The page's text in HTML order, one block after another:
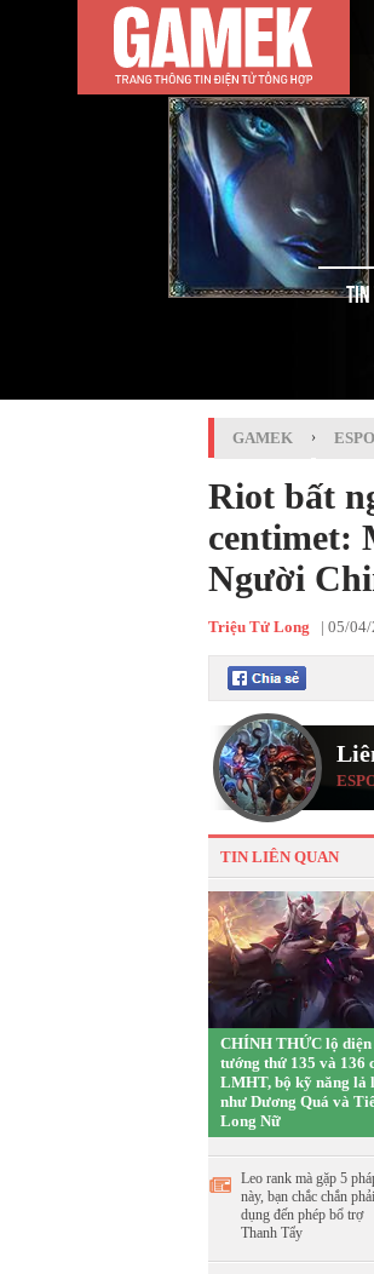
TIN
GAMEK ›
Riot bất
centimet:
Người
Triệu Tử Long | 05/
TIN LIÊN QUAN
CHÍNH THỨC lộ diện
tướng thứ 135 và 136
LMHT, bộ kỹ năng lả
như Dương Quá và
Long Nữ
Leo rank mà gặp 5
này, bạn chắc chắn
dụng đến phép bổ trợ
Thanh Tẩy